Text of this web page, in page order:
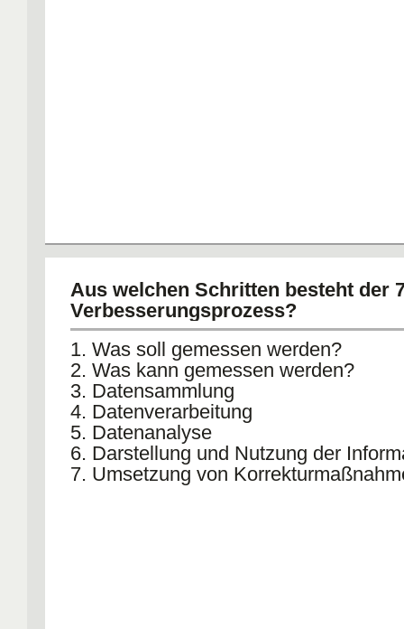
Aus welchen Schritten besteht der
Verbesserungsprozess?
1. Was soll gemessen werden?
2. Was kann gemessen werden?
3. Datensammlung
4. Datenverarbeitung
5. Datenanalyse
6. Darstellung und Nutzung der
7. Umsetzung von